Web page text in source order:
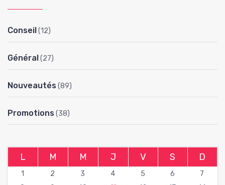
Conseil(12)
Général(27)
Nouveautés(89)
Promotions(38)
L M M J V S D
1 2 3 4 5 6
7